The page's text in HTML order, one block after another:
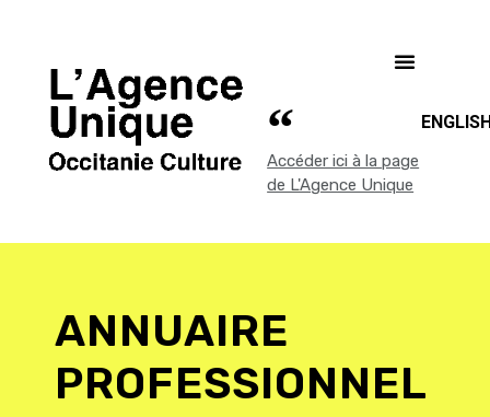
Accéder ici à la page
de L'Agence Unique
ANNUAIRE
PROFESSIONNEL